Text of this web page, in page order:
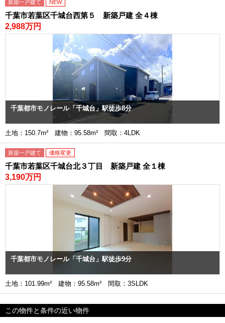
新築一戸建て NEW
千葉市若葉区千城台西第５ 新築戸建 全４棟
2,988万円
千葉都市モノレール「千城台」駅徒歩8分
土地：150.7m² 建物：95.58m² 間取：4LDK
新築一戸建て 価格変更
千葉市若葉区千城台北３丁目 新築戸建 全１棟
3,190万円
千葉都市モノレール「千城台」駅徒歩9分
土地：101.99m² 建物：95.58m² 間取：3SLDK
この物件と条件の近い物件